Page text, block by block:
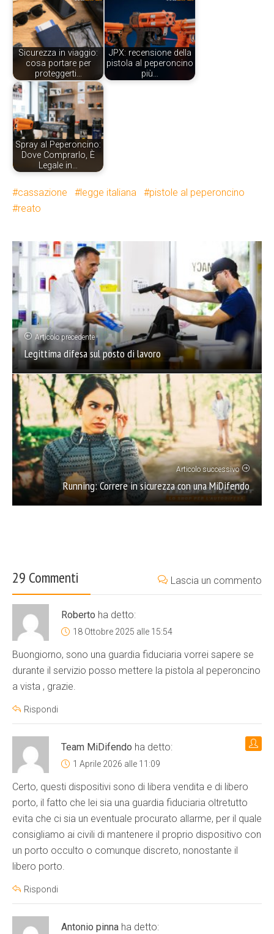
Sicurezza in viaggio:
cosa portare per
proteggerti…
JPX: recensione della
pistola al peperoncino
più…
Spray al Peperoncino:
Dove Comprarlo, È
Legale in…
cassazione legge italiana
pistole al peperoncino
reato
Articolo precedente
Legittima difesa sul posto di lavoro
Articolo successivo
Running: Correre in sicurezza con una MiDifendo
29 Commenti Lascia un commento
Roberto ha detto:
18 Ottobre 2025 alle 15:54
Buongiorno, sono una guardia fiduciaria vorrei sapere se
durante il servizio posso mettere la pistola al peperoncino
a vista , grazie.
Rispondi
Team MiDifendo ha detto:
1 Aprile 2026 alle 11:09
Certo, questi dispositivi sono di libera vendita e di libero
porto, il fatto che lei sia una guardia fiduciaria oltretutto
evita che ci sia un eventuale procurato allarme, per il quale
consigliamo ai civili di mantenere il proprio dispositivo con
un porto occulto o comunque discreto, nonostante il
libero porto.
Rispondi
Antonio pinna ha detto: